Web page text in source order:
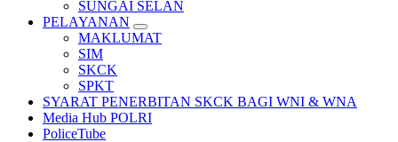
SUNGAI SELAN
PELAYANAN
MAKLUMAT
SIM
SKCK
SPKT
SYARAT PENERBITAN SKCK BAGI WNI & WNA
Media Hub POLRI
PoliceTube